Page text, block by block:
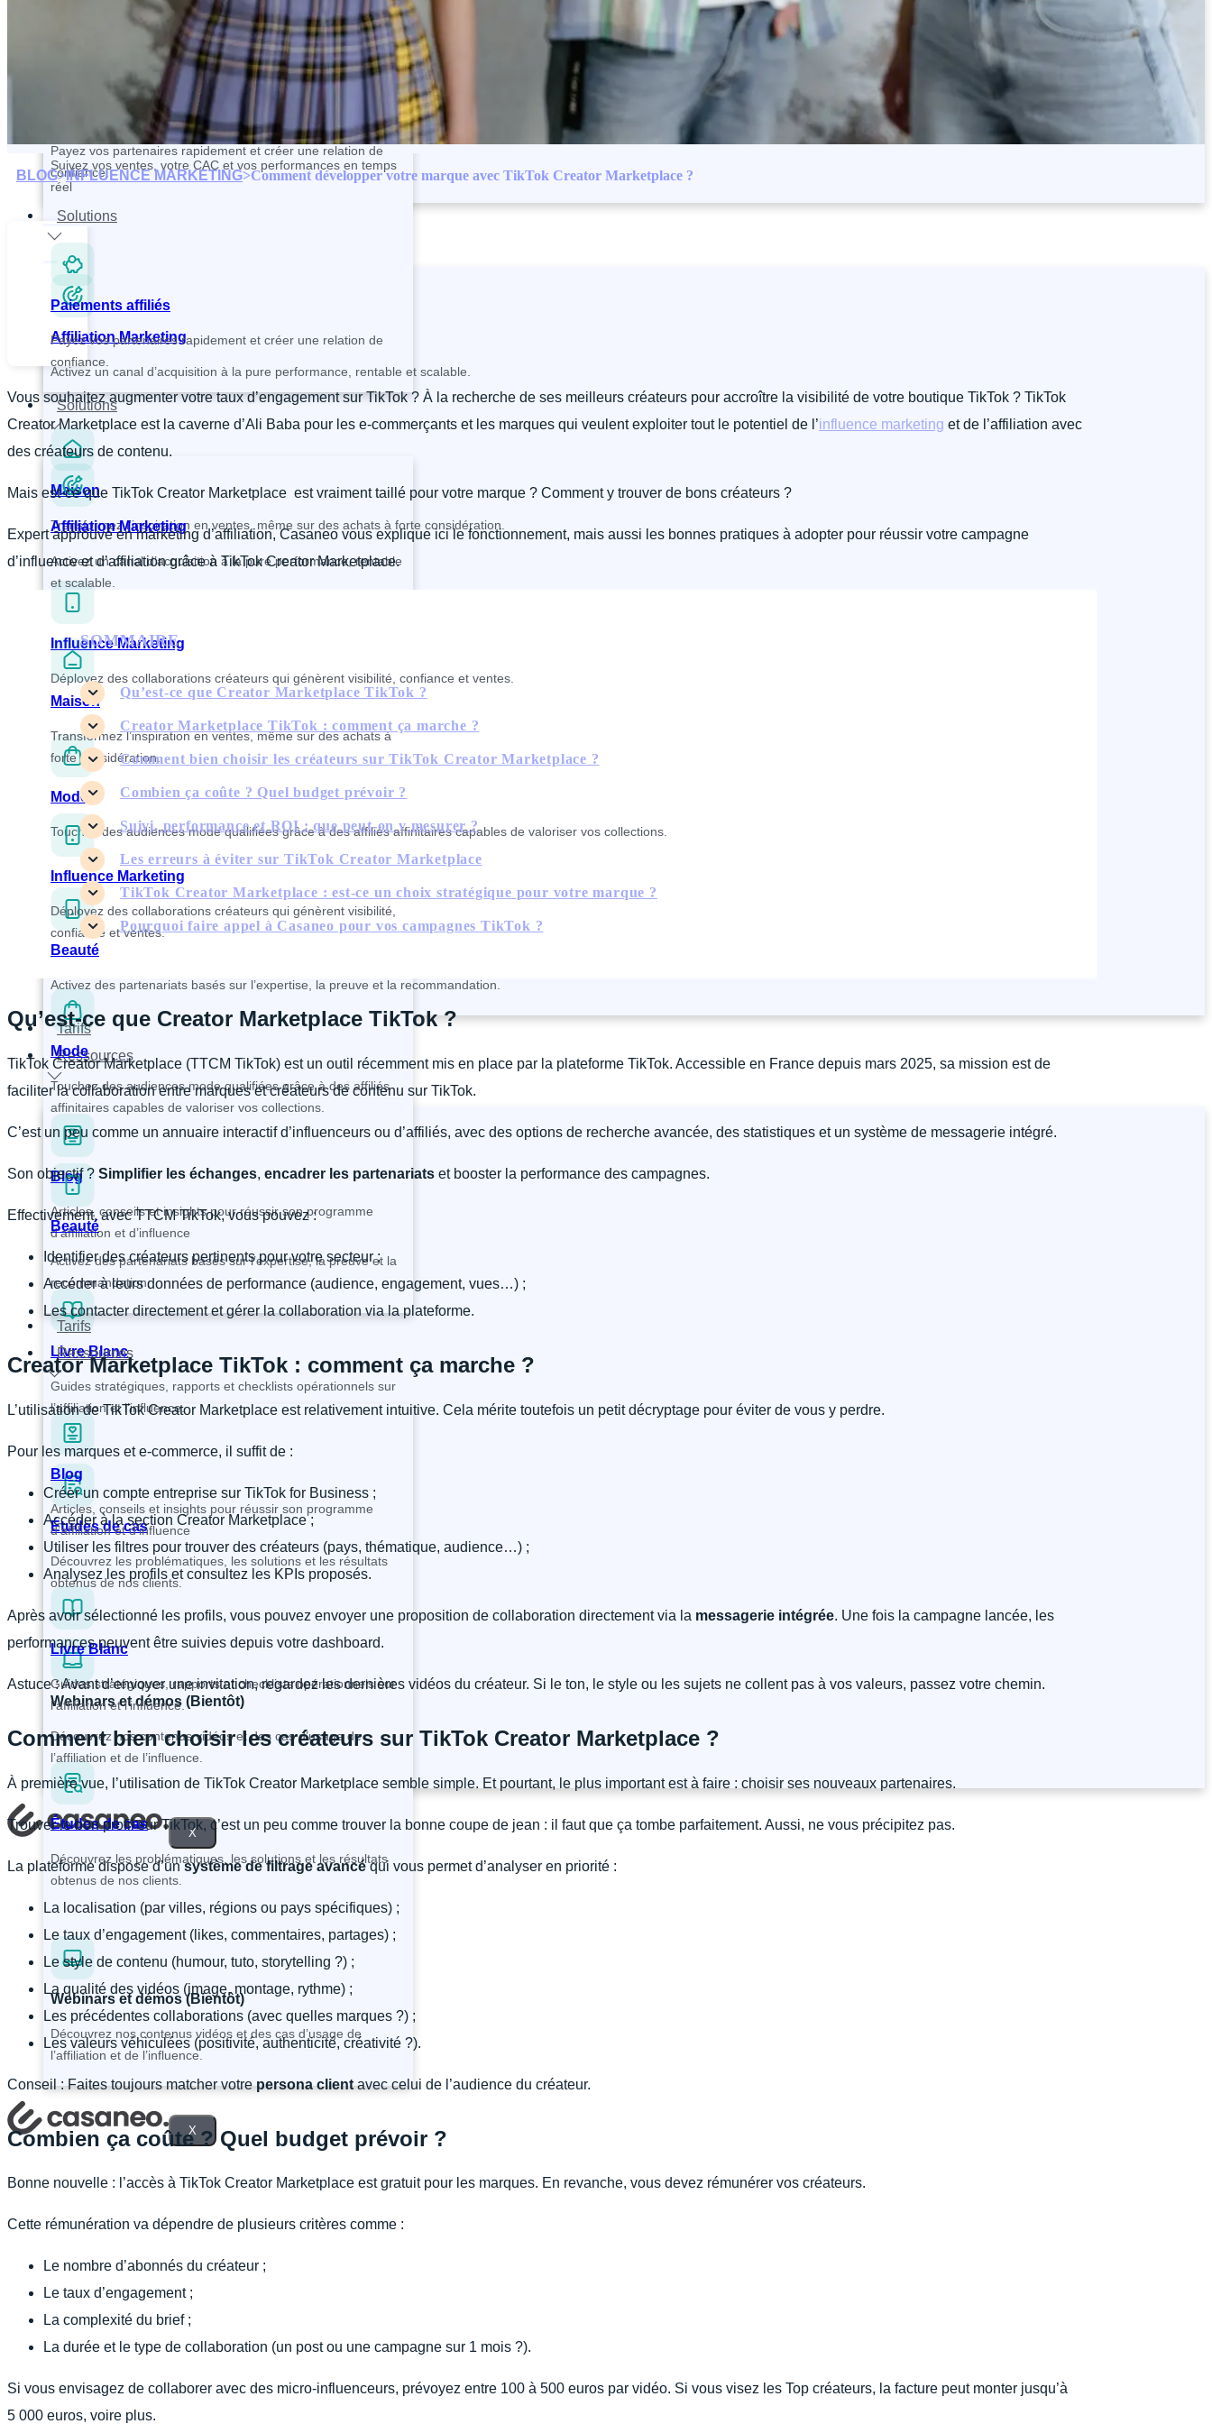
Paiements affiliés
Payez vos partenaires rapidement et créer une relation de
confiance.
Solutions
Affiliation Marketing
Activez un canal d’acquisition à la pure performance, rentable et scalable.
Maison
Transformez l’inspiration en ventes, même sur des achats à forte considération.
Influence Marketing
Déployez des collaborations créateurs qui génèrent visibilité, confiance et ventes.
Mode
Touchez des audiences mode qualifiées grâce à des affiliés affinitaires capables de valoriser vos collections.
Beauté
Activez des partenariats basés sur l’expertise, la preuve et la recommandation.
Tarifs
Ressources
Blog
Articles, conseils et insights pour réussir son programme
d’affiliation et d’influence
Livre Blanc
Guides stratégiques, rapports et checklists opérationnels sur
l’affiliation et l’influence.
Études de cas
Découvrez les problématiques, les solutions et les résultats
obtenus de nos clients.
Webinars et démos (Bientôt)
Découvrez nos contenus vidéos et des cas d’usage de
l’affiliation et de l’influence.
X
Contactez et recrutez vos partenaires plus rapidement
Tracking and Analytics
Suivez vos ventes, votre CAC et vos performances en temps
réel
Paiements affiliés
Payez vos partenaires rapidement et créer une relation de
confiance.
Solutions
Affiliation Marketing
Activez un canal d’acquisition à la pure performance, rentable
et scalable.
Maison
Transformez l’inspiration en ventes, même sur des achats à
forte considération.
Influence Marketing
Déployez des collaborations créateurs qui génèrent visibilité,
confiance et ventes.
Mode
Touchez des audiences mode qualifiées grâce à des affiliés
affinitaires capables de valoriser vos collections.
Beauté
Activez des partenariats basés sur l’expertise, la preuve et la
recommandation.
Tarifs
Ressources
Blog
Articles, conseils et insights pour réussir son programme
d’affiliation et d’influence
Livre Blanc
Guides stratégiques, rapports et checklists opérationnels sur
l’affiliation et l’influence.
Études de cas
Découvrez les problématiques, les solutions et les résultats
obtenus de nos clients.
Webinars et démos (Bientôt)
Découvrez nos contenus vidéos et des cas d’usage de
l’affiliation et de l’influence.
X
BLOG>INFLUENCE MARKETING>Comment développer votre marque avec TikTok Creator Marketplace ?
Vous souhaitez augmenter votre taux d’engagement sur TikTok ? À la recherche de ses meilleurs créateurs pour accroître la visibilité de votre boutique TikTok ? TikTok
Creator Marketplace est la caverne d’Ali Baba pour les e-commerçants et les marques qui veulent exploiter tout le potentiel de l’influence marketing et de l’affiliation avec
des créateurs de contenu.
Mais est-ce que TikTok Creator Marketplace est vraiment taillé pour votre marque ? Comment y trouver de bons créateurs ?
Expert approuvé en marketing d’affiliation, Casaneo vous explique ici le fonctionnement, mais aussi les bonnes pratiques à adopter pour réussir votre campagne
d’influence et d’affiliation grâce à TikTok Creator Marketplace.
SOMMAIRE
Qu’est-ce que Creator Marketplace TikTok ?
Creator Marketplace TikTok : comment ça marche ?
Comment bien choisir les créateurs sur TikTok Creator Marketplace ?
Combien ça coûte ? Quel budget prévoir ?
Suivi, performance et ROI : que peut-on y mesurer ?
Les erreurs à éviter sur TikTok Creator Marketplace
TikTok Creator Marketplace : est-ce un choix stratégique pour votre marque ?
Pourquoi faire appel à Casaneo pour vos campagnes TikTok ?
Qu’est-ce que Creator Marketplace TikTok ?
TikTok Creator Marketplace (TTCM TikTok) est un outil récemment mis en place par la plateforme TikTok. Accessible en France depuis mars 2025, sa mission est de
faciliter la collaboration entre marques et créateurs de contenu sur TikTok.
C’est un peu comme un annuaire interactif d’influenceurs ou d’affiliés, avec des options de recherche avancée, des statistiques et un système de messagerie intégré.
Son objectif ? Simplifier les échanges, encadrer les partenariats et booster la performance des campagnes.
Effectivement, avec TTCM TikTok, vous pouvez :
Identifier des créateurs pertinents pour votre secteur ;
Accéder à leurs données de performance (audience, engagement, vues…) ;
Les contacter directement et gérer la collaboration via la plateforme.
Creator Marketplace TikTok : comment ça marche ?
L’utilisation de TikTok Creator Marketplace est relativement intuitive. Cela mérite toutefois un petit décryptage pour éviter de vous y perdre.
Pour les marques et e-commerce, il suffit de :
Créer un compte entreprise sur TikTok for Business ;
Accéder à la section Creator Marketplace ;
Utiliser les filtres pour trouver des créateurs (pays, thématique, audience…) ;
Analysez les profils et consultez les KPIs proposés.
Après avoir sélectionné les profils, vous pouvez envoyer une proposition de collaboration directement via la messagerie intégrée. Une fois la campagne lancée, les
performances peuvent être suivies depuis votre dashboard.
Astuce : Avant d’envoyer une invitation, regardez les dernières vidéos du créateur. Si le ton, le style ou les sujets ne collent pas à vos valeurs, passez votre chemin.
Comment bien choisir les créateurs sur TikTok Creator Marketplace ?
À première vue, l’utilisation de TikTok Creator Marketplace semble simple. Et pourtant, le plus important est à faire : choisir ses nouveaux partenaires.
Trouver le bon profil sur TikTok, c’est un peu comme trouver la bonne coupe de jean : il faut que ça tombe parfaitement. Aussi, ne vous précipitez pas.
La plateforme dispose d’unsystème de filtrage avancéqui vous permet d’analyser en priorité :
La localisation (par villes, régions ou pays spécifiques) ;
Le taux d’engagement (likes, commentaires, partages) ;
Le style de contenu (humour, tuto, storytelling ?) ;
La qualité des vidéos (image, montage, rythme) ;
Les précédentes collaborations (avec quelles marques ?) ;
Les valeurs véhiculées (positivité, authenticité, créativité ?).
Conseil : Faites toujours matcher votrepersona clientavec celui de l’audience du créateur.
Combien ça coûte ? Quel budget prévoir ?
Bonne nouvelle : l’accès à TikTok Creator Marketplace est gratuit pour les marques. En revanche, vous devez rémunérer vos créateurs.
Cette rémunération va dépendre de plusieurs critères comme :
Le nombre d’abonnés du créateur ;
Le taux d’engagement ;
La complexité du brief ;
La durée et le type de collaboration (un post ou une campagne sur 1 mois ?).
Si vous envisagez de collaborer avec des micro-influenceurs, prévoyez entre 100 à 500 euros par vidéo. Si vous visez les Top créateurs, la facture peut monter jusqu’à
5 000 euros, voire plus.